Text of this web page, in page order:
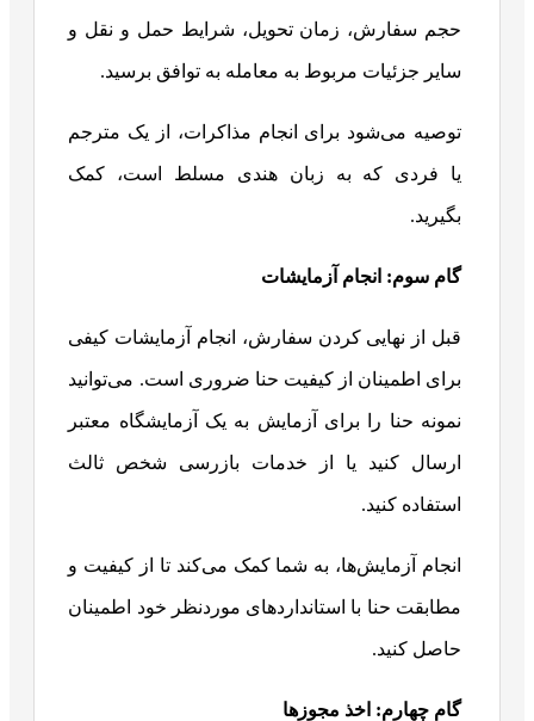
حجم سفارش، زمان تحویل، شرایط حمل و نقل و
سایر جزئیات مربوط به معامله به توافق برسید.
توصیه می‌شود برای انجام مذاکرات، از یک مترجم
یا فردی که به زبان هندی مسلط است، کمک
بگیرید.
گام سوم: انجام آزمایشات
قبل از نهایی کردن سفارش، انجام آزمایشات کیفی
برای اطمینان از کیفیت حنا ضروری است. می‌توانید
نمونه حنا را برای آزمایش به یک آزمایشگاه معتبر
ارسال کنید یا از خدمات بازرسی شخص ثالث
استفاده کنید.
انجام آزمایش‌ها، به شما کمک می‌کند تا از کیفیت و
مطابقت حنا با استانداردهای موردنظر خود اطمینان
حاصل کنید.
گام چهارم: اخذ مجوزها